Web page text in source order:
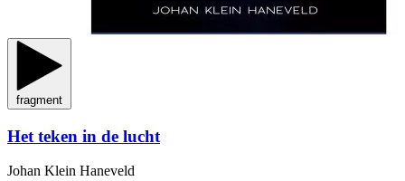
fragment
Het teken in de lucht
Johan Klein Haneveld